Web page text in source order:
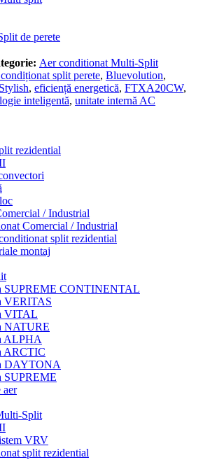
de perete
Aer conditionat Multi-Split
split perete, Bluevolution,
, eficiență energetică, FTXA20CW,
inteligentă, unitate internă AC
rezidential
/ Industrial
Comercial / Industrial
split rezidential
montaj
SUPREME CONTINENTAL
VERITAS
VITAL
NATURE
ALPHA
ARCTIC
DAYTONA
SUPREME
aer
Split
VRV
split rezidential